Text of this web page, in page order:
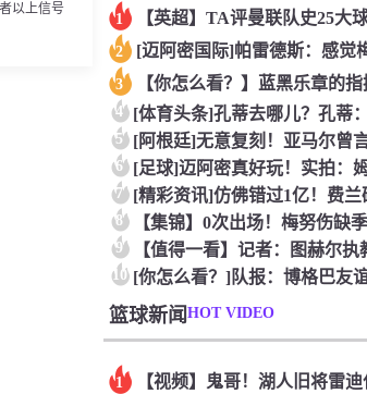
以上信号
1
2
3
4
5
6
7
8
9
10
篮球新闻 HOT VIDEO
1